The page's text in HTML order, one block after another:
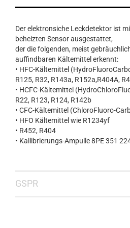
Der elektronsiche Leckdetektor ist
beheizten Sensor ausgestattet,
der die folgenden, meist
auffindbaren Kältemittel erkennt:
• HFC-Kältemittel
R125, R32, R143a, R152a,R404A,
• HCFC-Kältemittel
R22, R123, R124, R142b
• CFC-Kältemittel (ChloroFluoro-
• HFO Kältemittel wie R1234yf
• R452, R404
• Kallibrierungs-Ampulle 8PE 351
GSPR